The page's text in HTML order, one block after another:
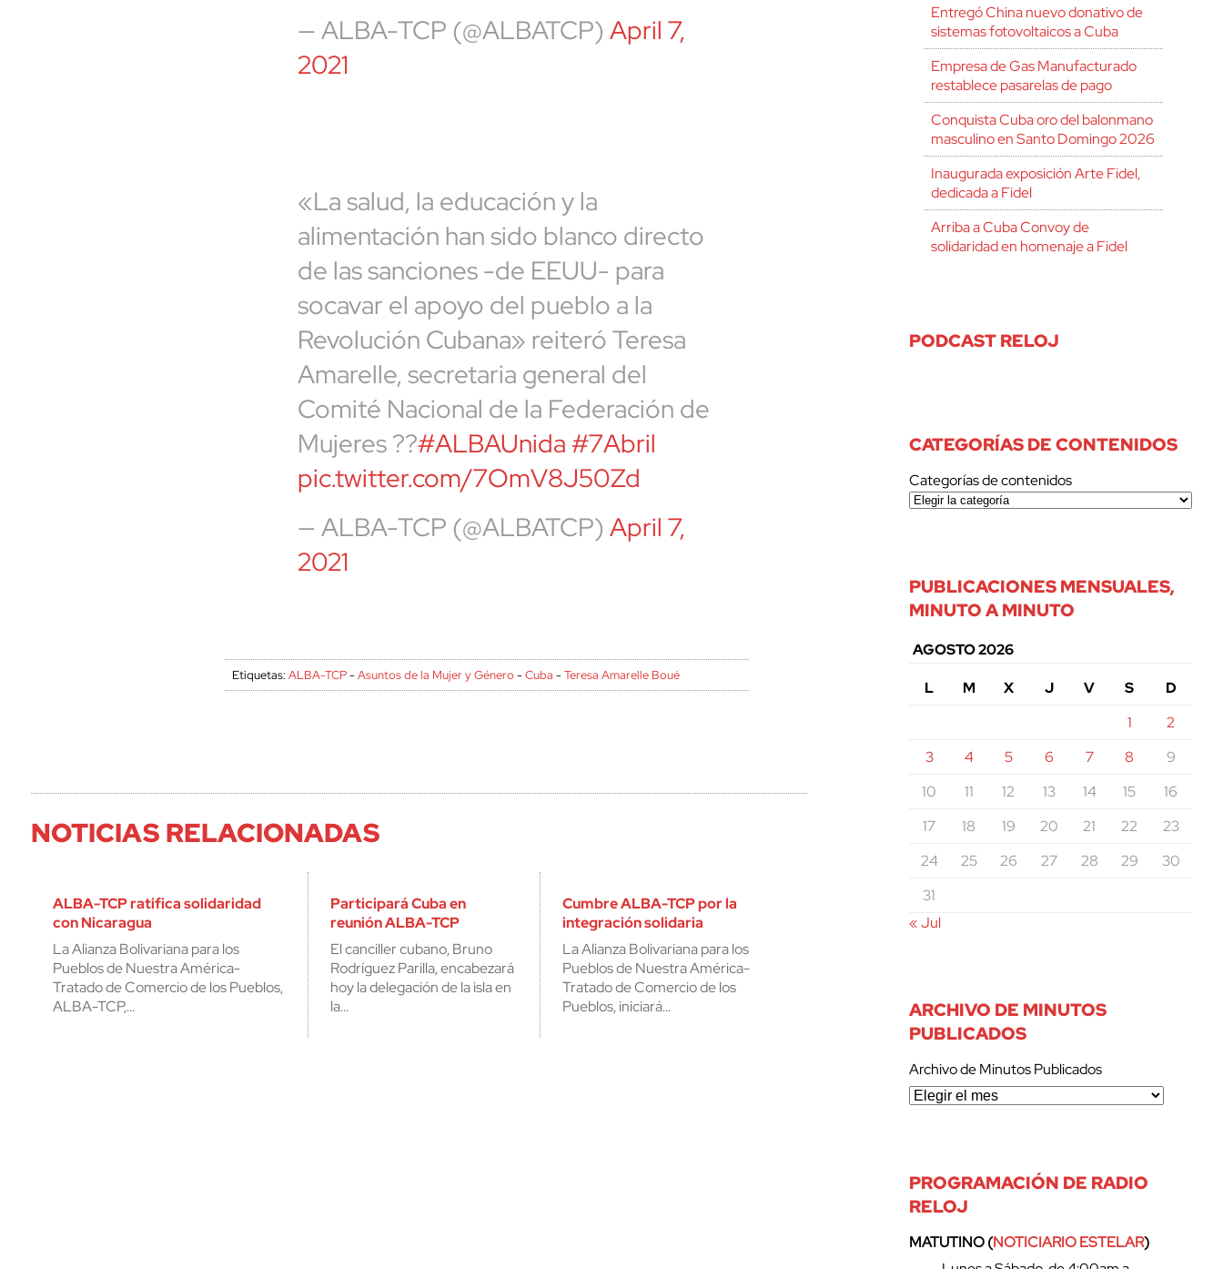
— ALBA-TCP (@ALBATCP)April 7,
2021
«La salud, la educación y la
alimentación han sido blanco directo
de las sanciones -de EEUU- para
socavar el apoyo del pueblo a la
Revolución Cubana» reiteró Teresa
Amarelle, secretaria general del
Comité Nacional de la Federación de
Mujeres ??#ALBAUnida#7Abril
pic.twitter.com/7OmV8J50Zd
— ALBA-TCP (@ALBATCP)April 7,
2021
Etiquetas:ALBA-TCP-Asuntos de la Mujer y Género -Cuba -Teresa Amarelle Boué
NOTICIAS RELACIONADAS
ALBA-TCP ratifica solidaridad
con Nicaragua
La Alianza Bolivariana para los
Pueblos de Nuestra América-
Tratado de Comercio de los Pueblos,
ALBA-TCP,…
Participará Cuba en
reunión ALBA-TCP
El canciller cubano, Bruno
Rodríguez Parilla, encabezará
hoy la delegación de la isla en
la…
Cumbre ALBA-TCP por la
integración solidaria
La Alianza Bolivariana para los
Pueblos de Nuestra América-
Tratado de Comercio de los
Pueblos, iniciará…
Entregó China nuevo donativo de
sistemas fotovoltaicos a Cuba
Empresa de Gas Manufacturado
restablece pasarelas de pago
Conquista Cuba oro del balonmano
masculino en Santo Domingo 2026
Inaugurada exposición Arte Fidel,
dedicada a Fidel
Arriba a Cuba Convoy de
solidaridad en homenaje a Fidel
PODCAST RELOJ
CATEGORÍAS DE CONTENIDOS
Categorías de contenidos
PUBLICACIONES MENSUALES,
MINUTO A MINUTO
AGOSTO 2026
L
M X J V S
D
1
2
3
4 5 6 7 8
9
10
11 12 13 14 15
16
17
18 19 20 21 22
23
24
25 26 27 28 29
30
31
« Jul
ARCHIVO DE MINUTOS
PUBLICADOS
Archivo de Minutos Publicados
PROGRAMACIÓN DE RADIO
RELOJ
MATUTINO (NOTICIARIO ESTELAR)